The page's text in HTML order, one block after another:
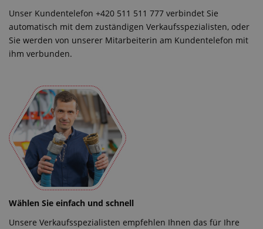
Unser Kundentelefon +420 511 511 777 verbindet Sie
automatisch mit dem zuständigen Verkaufsspezialisten, oder
Sie werden von unserer Mitarbeiterin am Kundentelefon mit
ihm verbunden.
Wählen Sie einfach und schnell
Unsere Verkaufsspezialisten empfehlen Ihnen das für Ihre